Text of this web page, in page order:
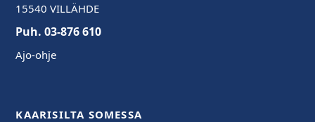
15540 VILLÄHDE
Puh. 03-876 610
Ajo-ohje
KAARISILTA SOMESSA